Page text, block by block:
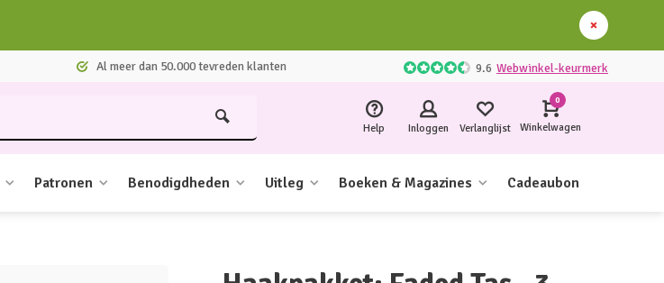
Al meer dan 50.000 tevreden klanten 9.6 Webwinkel-keurmerk
Help Inloggen Verlanglijst
0
Winkelwagen
Patronen Benodigdheden Uitleg Boeken & Magazines Cadeaubon